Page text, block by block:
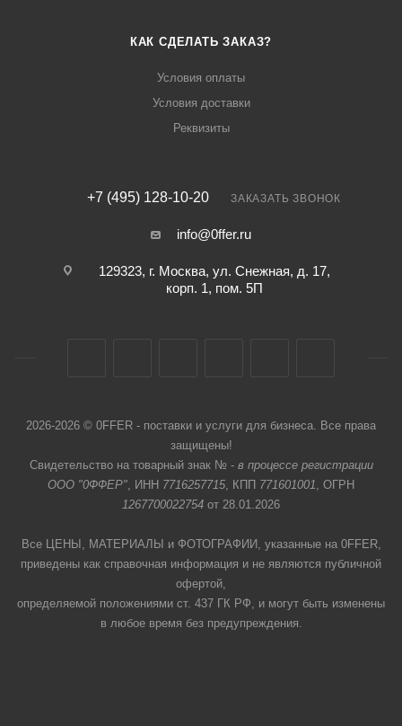
КАК СДЕЛАТЬ ЗАКАЗ?
Условия оплаты
Условия доставки
Реквизиты
+7 (495) 128-10-20 ЗАКАЗАТЬ ЗВОНОК
info@0ffer.ru
129323, г. Москва, ул. Снежная, д. 17,
корп. 1, пом. 5П
2026-2026 © 0FFER - поставки и услуги для бизнеса. Все права
защищены!
Свидетельство на товарный знак № - в процессе регистрации
ООО "0ФФЕР", ИНН 7716257715, КПП 771601001, ОГРН
1267700022754 от 28.01.2026
Все ЦЕНЫ, МАТЕРИАЛЫ и ФОТОГРАФИИ, указанные на 0FFER,
приведены как справочная информация и не являются публичной
офертой,
определяемой положениями ст. 437 ГК РФ, и могут быть изменены
в любое время без предупреждения.